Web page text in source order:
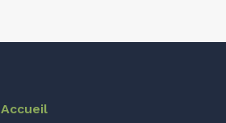
Accueil